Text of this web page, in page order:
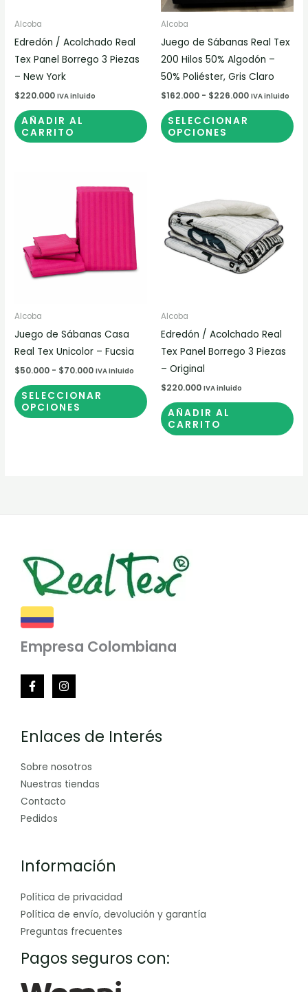
Alcoba
Edredón / Acolchado Real
Tex Panel Borrego 3 Piezas
– New York
$220.000 IVA inluido
AÑADIR AL
CARRITO
Alcoba
Juego de Sábanas Real Tex
200 Hilos 50% Algodón –
50% Poliéster, Gris Claro
$162.000 - $226.000 IVA inluido
SELECCIONAR
OPCIONES
se
Alcoba
Juego de Sábanas Casa
Real Tex Unicolor – Fucsia
$50.000 - $70.000
de
IVA inluido
SELECCIONAR
OPCIONES
tiene
múltiples
variantes.
pueden
elegir
página
de
producto
Alcoba
Edredón / Acolchado Real
Tex Panel Borrego 3 Piezas
– Original
$220.000 IVA inluido
AÑADIR AL
CARRITO
Empresa Colombiana
Enlaces de Interés
Sobre nosotros
Nuestras tiendas
Contacto
Pedidos
Información
Política de privacidad
Política de envío, devolución y garantía
Preguntas frecuentes
Pagos seguros con: